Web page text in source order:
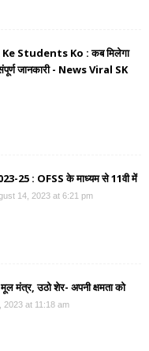
Students Ko : कब मिलेगा
संपूर्ण जानकारी - News Viral SK
25 : OFSS के माध्यम से 11वी में
14, 2023 at 6:21 pm
उठो शेर- अपनी क्षमता को
2023 at 11:18 am